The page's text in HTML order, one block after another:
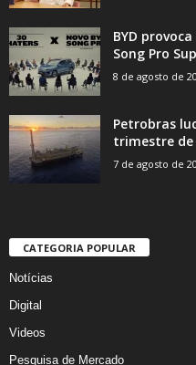
BYD
Song Pro
8 de agosto de
Petrobras
trimestre de
7 de agosto de
CATEGORIA POPULAR
Notícias
Digital
Videos
Pesquisa de Mercado